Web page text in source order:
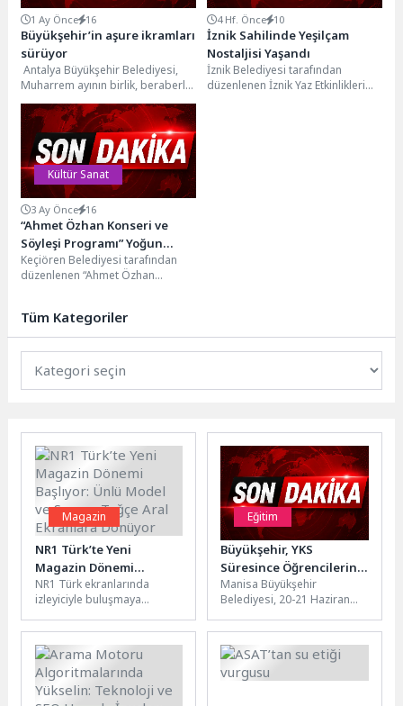
1 Ay Önce 16
Büyükşehir’in aşure ikramları
sürüyor
Antalya Büyükşehir Belediyesi,
Muharrem ayının birlik, beraberlik
ve paylaşma ruhunu yaşatmak
amacıyla geleneksel hale
getirdiği...
4 Hf. Önce 10
İznik Sahilinde Yeşilçam
Nostaljisi Yaşandı
İznik Belediyesi tarafından
düzenlenen İznik Yaz Etkinlikleri
Kültür Sanat
3 Ay Önce 16
“Ahmet Özhan Konseri ve
Söyleşi Programı” Yoğun
Katılımla Gerçekleşti
Keçiören Belediyesi tarafından
düzenlenen “Ahmet Özhan
katılımıyla Neşet Ertaş Kültür
Merkezi’nde...
Tüm Kategoriler
Magazin
NR1 Türk’te Yeni
Magazin Dönemi
Başlıyor: Ünlü Model ve
Sunucu Tuğçe Aral
Ekranlara Dönüyor
NR1 Türk ekranlarında
izleyiciyle buluşmaya
programının sunucusu ünlü
model ve sunucu Tuğçe...
Eğitim
Büyükşehir, YKS
Süresince Öğrencilerin
Yanında
Manisa Büyükşehir
Belediyesi, 20-21 Haziran
gerçekleştirilecek
Yükseköğretim Kurumları
Sınavı (YKS) süresince
öğrencilerin ve ailelerinin...